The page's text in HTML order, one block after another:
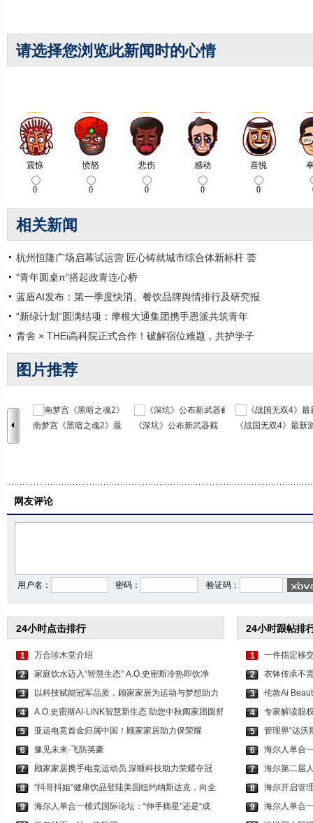
请选择您浏览此新闻时的心情
相关新闻
杭州恒隆广场启幕试运营 匠心铸就城市综合体新标杆 荟
“青年圆桌π”搭起政青连心桥
蓝盾AI发布：第一季度快消、餐饮品牌舆情排行及研究报
“新绿计划”圆满结项：摩根大通集团携手恩派共筑青年
青舍 × THEi高科院正式合作！破解宿位难题，共护学子
图片推荐
南梦宫《黑暗之魂2》最 《深坑》公布新武器截 《战国无双4》最新
网友评论
用户名： 密码： 验证码：
24小时点击排行
1
万合珍木堂介绍
2
家庭饮水迈入“智慧生态” A.O.史密斯冷热即饮净
3
以科技赋能冠军品质，顾家家居为运动与梦想助力
4
A.O.史密斯AI-LiNK智慧新生态 助您中秋阖家团圆舒
5
亚运电竞首金归属中国！顾家家居助力保荣耀
6
豫见未来·飞防英豪
7
顾家家居携手电竞运动员 深睡科技助力荣耀夺冠
8
“抖哥抖姐”健康饮品登陆美国纽约纳斯达克，向全
9
海尔人单合一模式国际论坛：“伸手摘星”还是“成
24小时跟帖排
1
一件指定移
2
衣钵传承不
3
伦敦Ai
4
专家解读股
5
管理界“达沃
6
海尔人单合
7
海尔第二届
8
海尔开启管
9
海尔人单合